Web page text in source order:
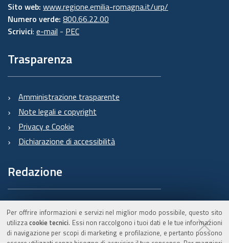
Per offrire informazioni e servizi nel miglior modo possibile, questo sito
utilizzacookie tecnici. Essi non raccolgono i tuoi dati e le tue informazioni
di navigazione per scopi di marketing e profilazione, e pertanto possono
Sito web: www.regione.emilia-romagna.it/urp/
Numero verde: 800.66.22.00
Scrivici: e-mail - PEC
Trasparenza
Amministrazione trasparente
Note legali e copyright
Privacy e Cookie
Dichiarazione di accessibilità
Redazione
Informazioni sul Burert
e contatti